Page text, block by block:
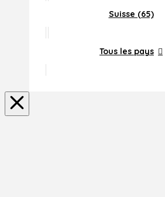
Suisse (65)
Tous les pays